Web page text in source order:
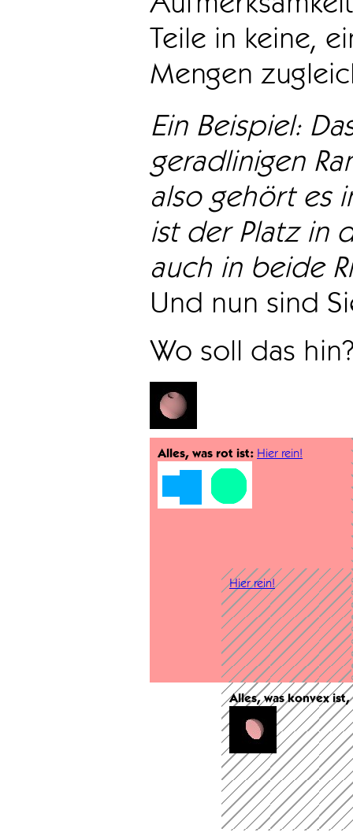
Teile in keine,
Mengen
Ein Beispiel:
geradlinigen
also gehört es
ist der Platz in
auch in beide
Und nun sind
Wo soll das
Alles, was rot ist: Hier rein!
Hier rein!
Alles, was konvex